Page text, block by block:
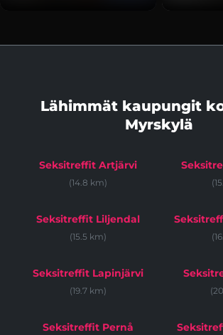
Lähimmät kaupungit
Myrskylä
Seksitreffit Artjärvi
(14.8 km)
Seksitreffit Liljendal
(15.5 km)
Seksitreffit Lapinjärvi
(19.7 km)
Seksitreffit Pernå